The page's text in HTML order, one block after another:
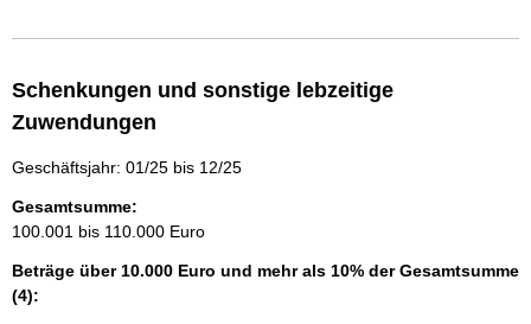
Schenkungen und sonstige lebzeitige
Zuwendungen
Geschäftsjahr: 01/25 bis 12/25
Gesamtsumme:
100.001 bis 110.000 Euro
Beträge über 10.000 Euro und mehr als 10% der Gesamtsumme
(4):